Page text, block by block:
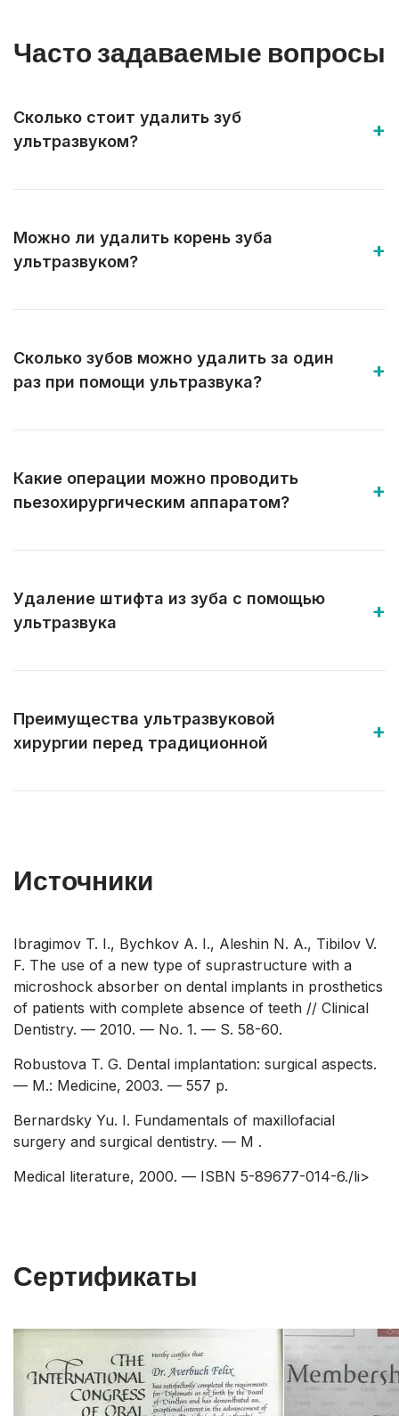
Часто задаваемые вопросы
Сколько стоит удалить зуб
ультразвуком?
Можно ли удалить корень зуба
ультразвуком?
Сколько зубов можно удалить за один
раз при помощи ультразвука?
Какие операции можно проводить
пьезохирургическим аппаратом?
Удаление штифта из зуба с помощью
ультразвука
Преимущества ультразвуковой
хирургии перед традиционной
Источники
Ibragimov T. I., Bychkov A. I., Aleshin N. A., Tibilov V.
F. The use of a new type of suprastructure with a
microshock absorber on dental implants in prosthetics
of patients with complete absence of teeth // Clinical
Dentistry. — 2010. — No. 1. — S. 58-60.
Robustova T. G. Dental implantation: surgical aspects.
— M.: Medicine, 2003. — 557 p.
Bernardsky Yu. I. Fundamentals of maxillofacial
surgery and surgical dentistry. — M .
Medical literature, 2000. — ISBN 5-89677-014-6./li>
Сертификаты